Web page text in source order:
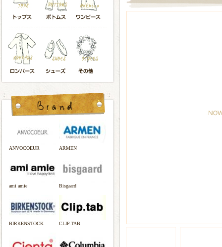
ANVOCOEUR ARMEN
ami amie Bisgaard
BIRKENSTOCK CLIP.TAB